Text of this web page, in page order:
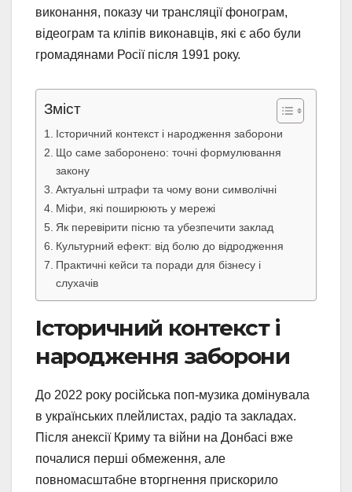
виконання, показу чи трансляції фонограм,
відеограм та кліпів виконавців, які є або були
громадянами Росії після 1991 року.
Зміст
Історичний контекст і народження заборони
Що саме заборонено: точні формулювання
закону
Актуальні штрафи та чому вони символічні
Міфи, які поширюють у мережі
Як перевірити пісню та убезпечити заклад
Культурний ефект: від болю до відродження
Практичні кейси та поради для бізнесу і
слухачів
Історичний контекст і
народження заборони
До 2022 року російська поп-музика домінувала
в українських плейлистах, радіо та закладах.
Після анексії Криму та війни на Донбасі вже
почалися перші обмеження, але
повномасштабне вторгнення прискорило